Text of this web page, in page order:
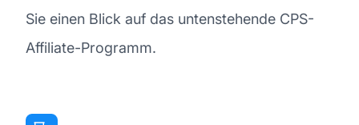
Sie einen Blick auf das untenstehende CPS-
Affiliate-Programm.